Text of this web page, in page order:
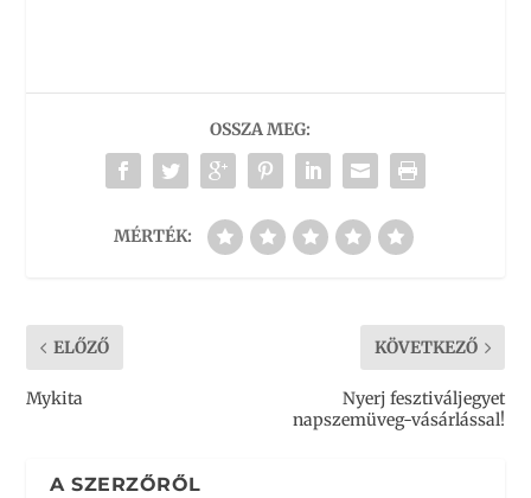
OSSZA MEG:
MÉRTÉK:
ELŐZŐ
Mykita
KÖVETKEZŐ
Nyerj fesztiváljegyet
napszemüveg-vásárlással!
A SZERZŐRŐL